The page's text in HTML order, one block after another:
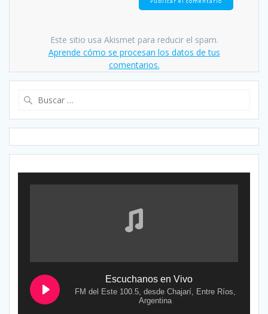
Este sitio usa Akismet para reducir el spam.
Aprende cómo se procesan los datos de tus
comentarios.
Escuchanos en Vivo
FM del Este 100.5, desde Chajarí, Entre Ríos,
Argentina